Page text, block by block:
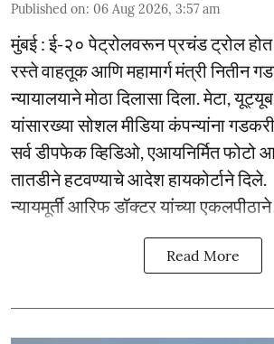
Published on: 06 Aug 2026, 3:57 am
मुंबई : ई-२० पेट्रोलवरून प्रचंड ट्रोल
रस्ते वाहतूक आणि महामार्ग मंत्री नितीन
न्यायालयाने मोठा दिलासा दिला. मेटा,
यांसारख्या सोशल मीडिया कंपन्यांना
सर्व डीपफेक व्हिडिओ, एआयनिर्मित फोटो
तातडीने हटवण्याचे आदेश हायकोर्टाने दिले.
न्यायमूर्ती आरिफ डॉक्टर यांच्या
Read More